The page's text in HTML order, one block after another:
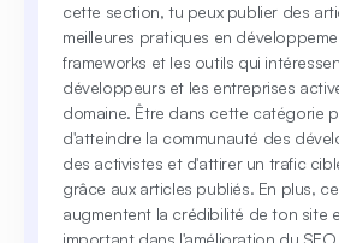
cette section, tu peux publier des
meilleures pratiques en
frameworks et les outils qui
développeurs et les entreprises
domaine. Être dans cette catégorie
d'atteindre la communauté des
des activistes et d'attirer un trafic
grâce aux articles publiés. En plus,
augmentent la crédibilité de ton site